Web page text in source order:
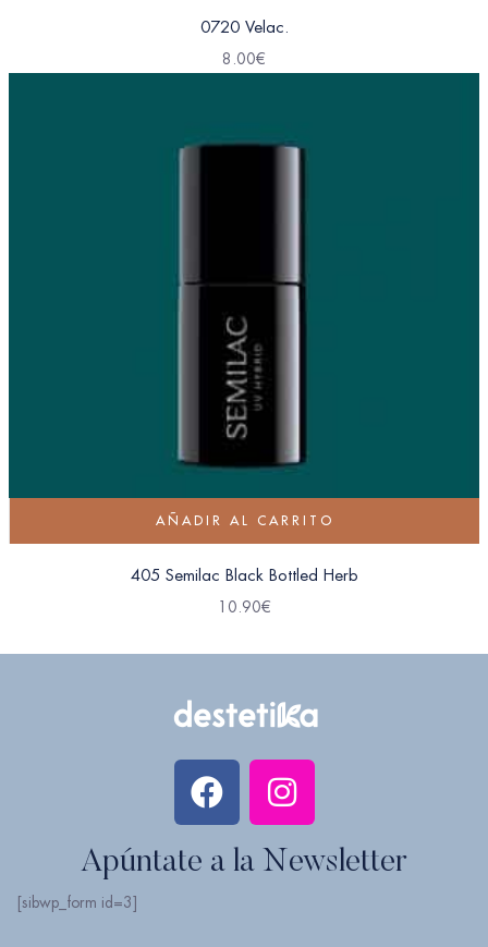
0720 Velac.
8.00€
AÑADIR AL CARRITO
405 Semilac Black Bottled Herb
10.90€
Apúntate a la Newsletter
[sibwp_form id=3]